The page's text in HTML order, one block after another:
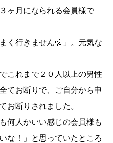
ヶ月になられる会員様で
く行きません💦」 。元気な
これまで２０人以上の男性
てお断りで、ご自分から申
お断りされました。
何人かいい感じの会員様も
な！」
と思っていたところ